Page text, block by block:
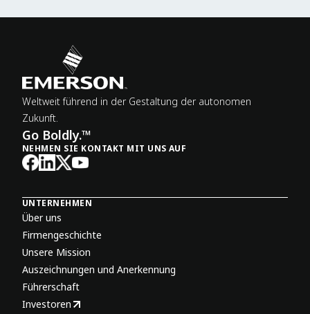
Weltweit führend in der Gestaltung der autonomen
Zukunft.
Go Boldly.™
NEHMEN SIE KONTAKT MIT UNS AUF
UNTERNEHMEN
Über uns
Firmengeschichte
Unsere Mission
Auszeichnungen und Anerkennung
Führerschaft
Investoren